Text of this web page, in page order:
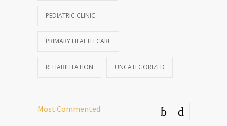
PEDIATRIC CLINIC
PRIMARY HEALTH CARE
REHABILITATION UNCATEGORIZED
Most Commented